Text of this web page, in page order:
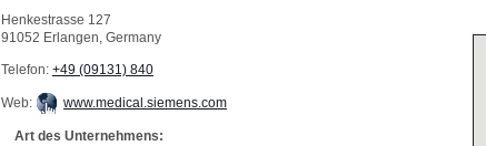
Henkestrasse 127
91052 Erlangen, Germany
Telefon: +49 (09131) 840
Web: www.medical.siemens.com
Art des Unternehmens: